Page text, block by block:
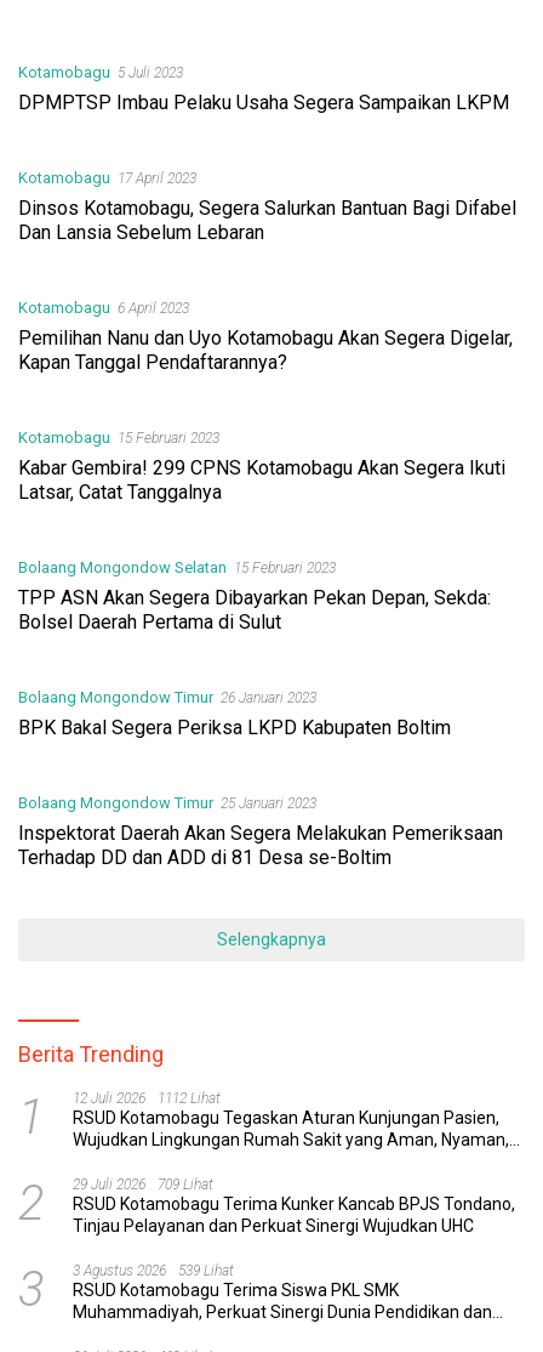
Kotamobagu 5 Juli 2023
DPMPTSP Imbau Pelaku Usaha Segera Sampaikan LKPM
Kotamobagu 17 April 2023
Dinsos Kotamobagu, Segera Salurkan Bantuan Bagi Difabel
Dan Lansia Sebelum Lebaran
Kotamobagu 6 April 2023
Pemilihan Nanu dan Uyo Kotamobagu Akan Segera Digelar,
Kapan Tanggal Pendaftarannya?
Kotamobagu 15 Februari 2023
Kabar Gembira! 299 CPNS Kotamobagu Akan Segera Ikuti
Latsar, Catat Tanggalnya
Bolaang Mongondow Selatan 15 Februari 2023
TPP ASN Akan Segera Dibayarkan Pekan Depan, Sekda:
Bolsel Daerah Pertama di Sulut
Bolaang Mongondow Timur 26 Januari 2023
BPK Bakal Segera Periksa LKPD Kabupaten Boltim
Bolaang Mongondow Timur 25 Januari 2023
Inspektorat Daerah Akan Segera Melakukan Pemeriksaan
Terhadap DD dan ADD di 81 Desa se-Boltim
Selengkapnya
Berita Trending
1 12 Juli 2026 1112 Lihat
RSUD Kotamobagu Tegaskan Aturan Kunjungan Pasien,
Wujudkan Lingkungan Rumah Sakit yang Aman, Nyaman,
2 29 Juli 2026 709 Lihat
RSUD Kotamobagu Terima Kunker Kancab BPJS Tondano,
Tinjau Pelayanan dan Perkuat Sinergi Wujudkan UHC
3 3 Agustus 2026 539 Lihat
RSUD Kotamobagu Terima Siswa PKL SMK
Muhammadiyah, Perkuat Sinergi Dunia Pendidikan dan